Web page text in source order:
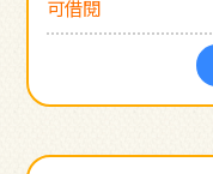
可借閱